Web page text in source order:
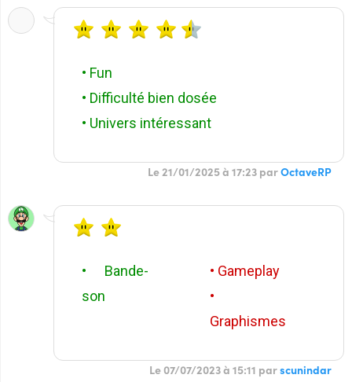
• Fun
• Difficulté bien dosée
• Univers intéressant
Le 21/01/2025 à 17:23 parOctaveRP
• Bande-
son
• Gameplay
•
Graphismes
Le 07/07/2023 à 15:11 parscunindar